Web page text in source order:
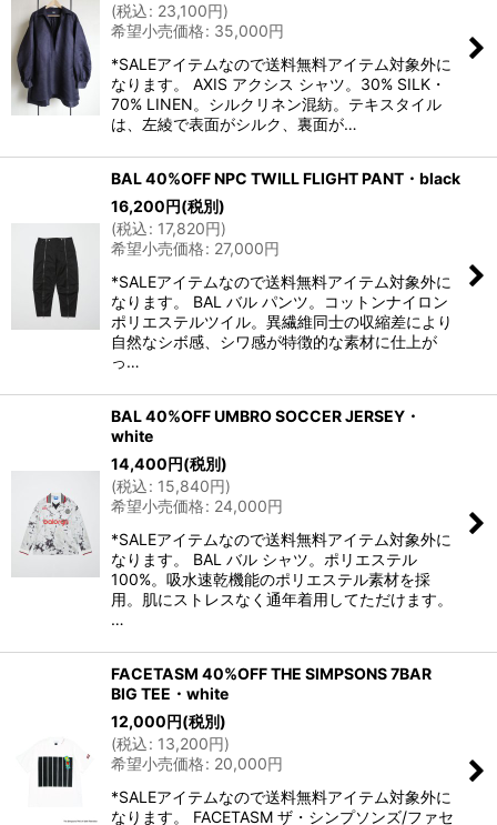
(税込: 23,100円)
希望小売価格: 35,000円
*SALEアイテムなので送料無料アイテム対象外に
なります。 AXIS アクシス シャツ。30% SILK・
70% LINEN。シルクリネン混紡。テキスタイル
は、左綾で表面がシルク、裏面が…
BAL 40%OFF NPC TWILL FLIGHT PANT・black
16,200円(税別)
(税込: 17,820円)
希望小売価格: 27,000円
*SALEアイテムなので送料無料アイテム対象外に
なります。 BAL バル パンツ。コットンナイロン
ポリエステルツイル。異繊維同士の収縮差により
自然なシボ感、シワ感が特徴的な素材に仕上が
っ…
BAL 40%OFF UMBRO SOCCER JERSEY・
white
14,400円(税別)
(税込: 15,840円)
希望小売価格: 24,000円
*SALEアイテムなので送料無料アイテム対象外に
なります。 BAL バル シャツ。ポリエステル
100%。吸水速乾機能のポリエステル素材を採
用。肌にストレスなく通年着用してただけます。
…
FACETASM 40%OFF THE SIMPSONS 7BAR
BIG TEE・white
12,000円(税別)
(税込: 13,200円)
希望小売価格: 20,000円
*SALEアイテムなので送料無料アイテム対象外に
なります。 FACETASM ザ・シンプソンズ/ファセ